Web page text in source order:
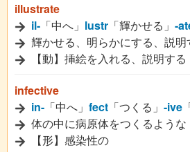
illustrate
il- 「中へ」 lustr 「輝かせる」 -
輝かせる、明らかにする、説明
【動】挿絵を入れる、説明する
infective
in- 「中へ」 fect 「つくる」 -ive
体の中に病原体をつくるような
【形】感染性の